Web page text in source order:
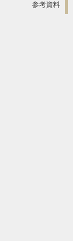
参考資料